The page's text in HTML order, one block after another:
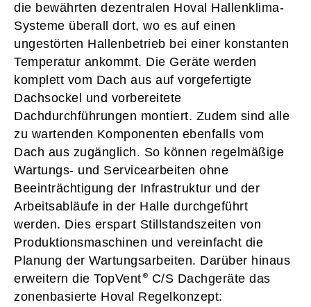
die bewährten dezentralen Hoval Hallenklima-
Systeme überall dort, wo es auf einen
ungestörten Hallenbetrieb bei einer konstanten
Temperatur ankommt. Die Geräte werden
komplett vom Dach aus auf vorgefertigte
Dachsockel und vorbereitete
Dachdurchführungen montiert. Zudem sind alle
zu wartenden Komponenten ebenfalls vom
Dach aus zugänglich. So können regelmäßige
Wartungs- und Servicearbeiten ohne
Beeinträchtigung der Infrastruktur und der
Arbeitsabläufe in der Halle durchgeführt
werden. Dies erspart Stillstandszeiten von
Produktionsmaschinen und vereinfacht die
Planung der Wartungsarbeiten. Darüber hinaus
erweitern die TopVent
C/S Dachgeräte das
zonenbasierte Hoval Regelkonzept: